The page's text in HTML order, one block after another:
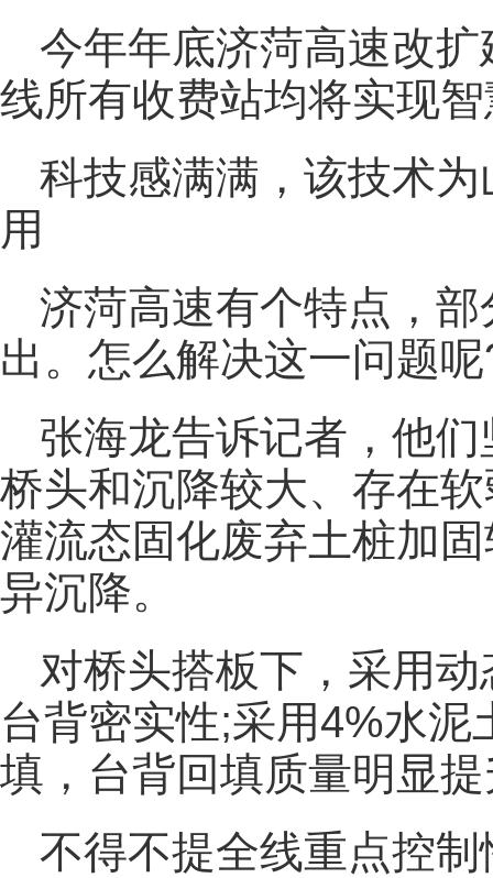
今年年底济菏高速改
线所有收费站均将实现
科技感满满，该技术
用
济菏高速有个特点，部
出。怎么解决这一问题
张海龙告诉记者，他
桥头和沉降较大、存在
灌流态固化废弃土桩加
异沉降。
对桥头搭板下，采用
台背密实性;采用4%水
填，台背回填质量明显
不得不提全线重点控